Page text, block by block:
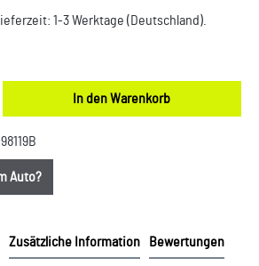
1-3 Werktage (Deutschland).
Gib den gewünschten Wert ein
In den Warenkorb
Auto?
Zusätzliche Information Bewertungen